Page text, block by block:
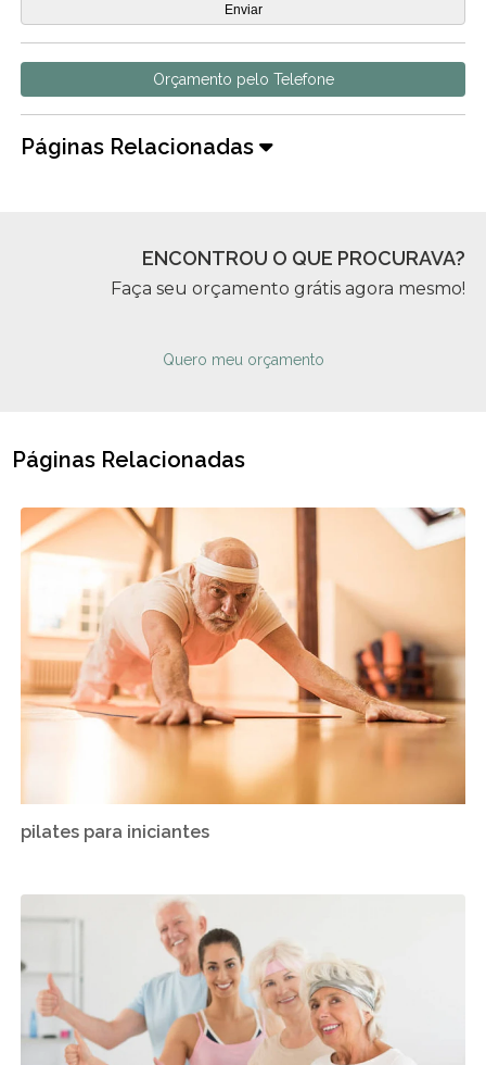
Orçamento pelo Telefone
Páginas Relacionadas
ENCONTROU O QUE PROCURAVA?
Faça seu orçamento grátis agora mesmo!
Quero meu orçamento
Páginas Relacionadas
pilates para iniciantes